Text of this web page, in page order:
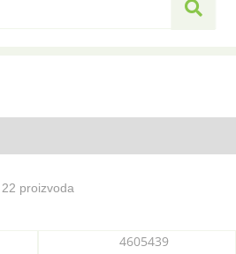
22 proizvoda
4605439